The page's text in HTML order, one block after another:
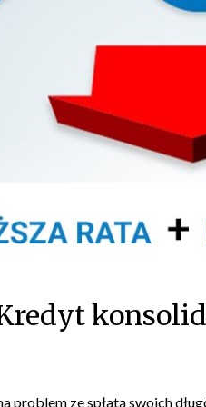
problem ze spłatą swoich